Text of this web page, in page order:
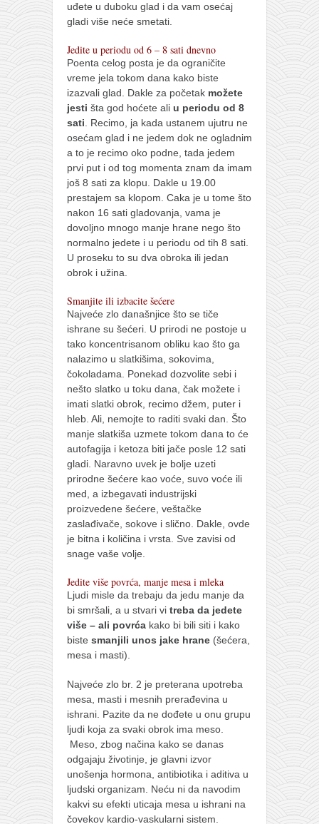
uđete u duboku glad i da vam osećaj
gladi više neće smetati.
Jedite u periodu od 6 – 8 sati dnevno
Poenta celog posta je da ograničite
vreme jela tokom dana kako biste
izazvali glad. Dakle za početak možete
jesti šta god hoćete ali u periodu od 8
sati. Recimo, ja kada ustanem ujutru ne
osećam glad i ne jedem dok ne ogladnim
a to je recimo oko podne, tada jedem
prvi put i od tog momenta znam da imam
još 8 sati za klopu. Dakle u 19.00
prestajem sa klopom. Caka je u tome što
nakon 16 sati gladovanja, vama je
dovoljno mnogo manje hrane nego što
normalno jedete i u periodu od tih 8 sati.
U proseku to su dva obroka ili jedan
obrok i užina.
Smanjite ili izbacite šećere
Najveće zlo današnjice što se tiče
ishrane su šećeri. U prirodi ne postoje u
tako koncentrisanom obliku kao što ga
nalazimo u slatkišima, sokovima,
čokoladama. Ponekad dozvolite sebi i
nešto slatko u toku dana, čak možete i
imati slatki obrok, recimo džem, puter i
hleb. Ali, nemojte to raditi svaki dan. Što
manje slatkiša uzmete tokom dana to će
autofagija i ketoza biti jače posle 12 sati
gladi. Naravno uvek je bolje uzeti
prirodne šećere kao voće, suvo voće ili
med, a izbegavati industrijski
proizvedene šećere, veštačke
zaslađivače, sokove i slično. Dakle, ovde
je bitna i količina i vrsta. Sve zavisi od
snage vaše volje.
Jedite više povrća, manje mesa i mleka
Ljudi misle da trebaju da jedu manje da
bi smršali, a u stvari vi treba da jedete
više – ali povrća kako bi bili siti i kako
biste smanjili unos jake hrane (šećera,
mesa i masti).
Najveće zlo br. 2 je preterana upotreba
mesa, masti i mesnih prerađevina u
ishrani. Pazite da ne dođete u onu grupu
ljudi koja za svaki obrok ima meso.
Meso, zbog načina kako se danas
odgajaju životinje, je glavni izvor
unošenja hormona, antibiotika i aditiva u
ljudski organizam. Neću ni da navodim
kakvi su efekti uticaja mesa u ishrani na
čovekov kardio-vaskularni sistem.